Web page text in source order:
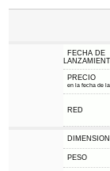
FECHA DE
PRECIO
en la fecha de
RED
PESO